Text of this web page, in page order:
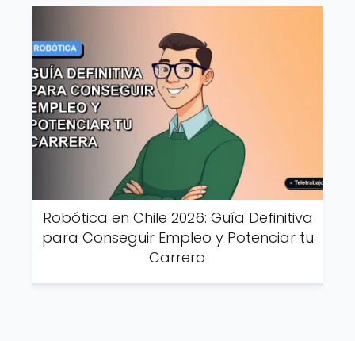
Robótica en Chile 2026: Guía Definitiva
para Conseguir Empleo y Potenciar tu
Carrera